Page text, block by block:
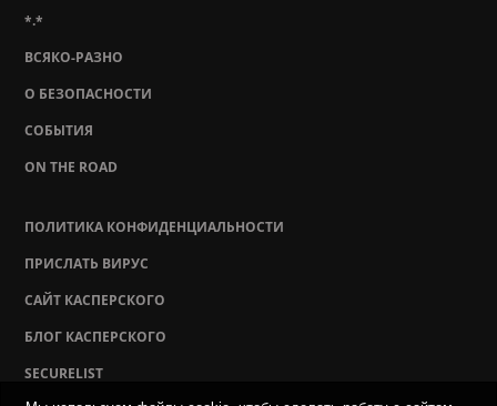
*.*
ВСЯКО-РАЗНО
О БЕЗОПАСНОСТИ
СОБЫТИЯ
ON THE ROAD
ПОЛИТИКА КОНФИДЕНЦИАЛЬНОСТИ
ПРИСЛАТЬ ВИРУС
САЙТ КАСПЕРСКОГО
БЛОГ КАСПЕРСКОГО
SECURELIST